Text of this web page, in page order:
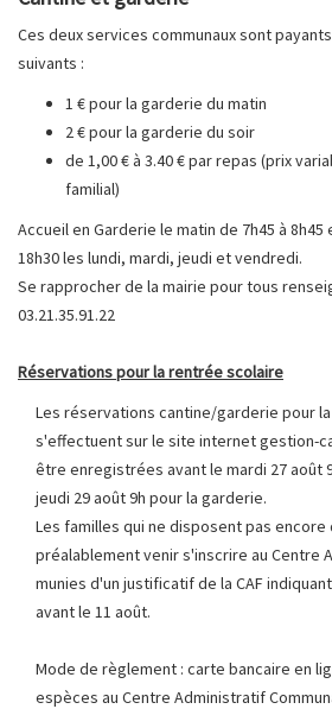
Ces deux services communaux sont
suivants :
1 € pour la garderie du matin
2 € pour la garderie du soir
de 1,00 € à 3.40 € par repas (prix
familial)
Accueil en Garderie le matin de 7h45 à 8h45
18h30 les lundi, mardi, jeudi et vendredi.
Se rapprocher de la mairie pour tous
03.21.35.91.22
Réservations pour la rentrée scolaire
Les réservations cantine/garderie pour
s'effectuent sur le site internet gestion-
être enregistrées avant le mardi 27 août
jeudi 29 août 9h pour la garderie.
Les familles qui ne disposent pas
préalablement venir s'inscrire au Centre
munies d'un justificatif de la CAF
avant le 11 août.
Mode de règlement : carte bancaire en
espèces au Centre Administratif